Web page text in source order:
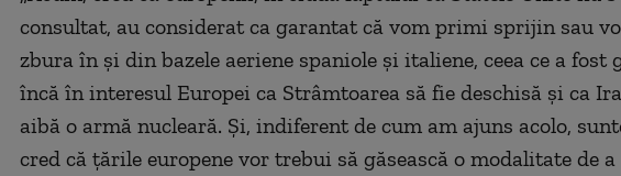
consultat, au considerat ca garantat că vom primi sprijin sau
zbura în și din bazele aeriene spaniole și italiene, ceea ce a fost
încă în interesul Europei ca Strâmtoarea să fie deschisă și ca
aibă o armă nucleară. Și, indiferent de cum am ajuns acolo,
cred că țările europene vor trebui să găsească o modalitate de